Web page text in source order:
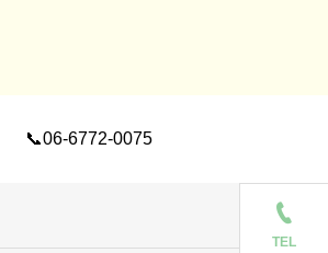
📞06-6772-0075
TEL